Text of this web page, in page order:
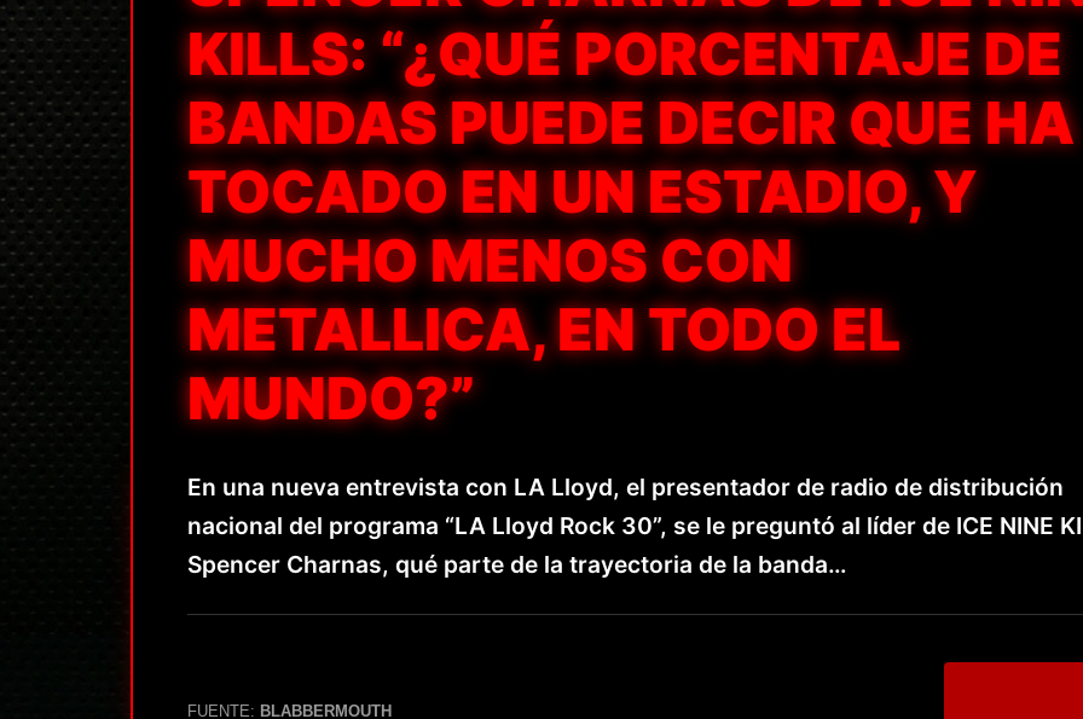
KILLS: “¿QUÉ PORCENTAJE DE
BANDAS PUEDE DECIR QUE HA
TOCADO EN UN ESTADIO, Y
MUCHO MENOS CON
METALLICA, EN TODO EL
MUNDO?”
En una nueva entrevista con LA Lloyd, el presentador de radio de distribución
nacional del programa “LA Lloyd Rock 30”, se le preguntó al líder de ICE NINE
Spencer Charnas, qué parte de la trayectoria de la banda…
FUENTE: BLABBERMOUTH